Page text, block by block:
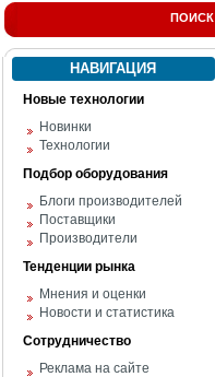
ПОИСК
НАВИГАЦИЯ
Новые технологии
Новинки
Технологии
Подбор оборудования
Блоги производителей
Поставщики
Производители
Тенденции рынка
Мнения и оценки
Новости и статистика
Сотрудничество
Реклама на сайте